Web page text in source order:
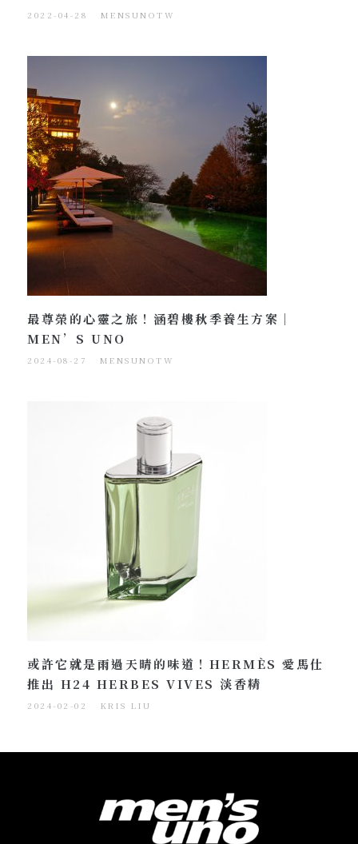
2022-04-28 MENSUNOTW
最尊榮的心靈之旅！涵碧樓秋季養生方案｜
MEN’S UNO
2024-08-27 MENSUNOTW
或許它就是雨過天晴的味道！HERMÈS 愛馬仕
推出 H24 HERBES VIVES 淡香精
2024-02-02 KRIS LIU